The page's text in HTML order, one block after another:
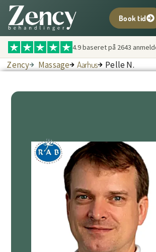
Book tid
4.9 baseret på 2643
Zency Massage Aarhus Pelle N.